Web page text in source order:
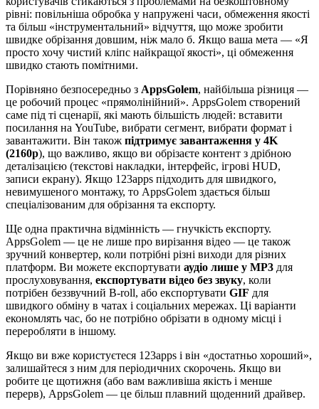
рівні: повільніша обробка у напружені часи, обмеження якості
та більш «інструментальний» відчуття, що може зробити
швидке обрізання довшим, ніж мало б. Якщо ваша мета — «Я
просто хочу чистий кліпс найкращої якості», ці обмеження
швидко стають помітними.
Порівняно безпосередньо з AppsGolem, найбільша різниця —
це робочий процес «прямолінійний». AppsGolem створений
саме під ті сценарії, які мають більшість людей: вставити
посилання на YouTube, вибрати сегмент, вибрати формат і
завантажити. Він також підтримує завантаження у 4K
(2160p), що важливо, якщо ви обрізаєте контент з дрібною
деталізацією (текстові накладки, інтерфейс, ігрові HUD,
записи екрану). Якщо 123apps підходить для швидкого,
невимушеного монтажу, то AppsGolem здається більш
спеціалізованим для обрізання та експорту.
Ще одна практична відмінність — гнучкість експорту.
AppsGolem — це не лише про вирізання відео — це також
зручний конвертер, коли потрібні різні виходи для різних
платформ. Ви можете експортувати аудіо лише у MP3 для
прослуховування, експортувати відео без звуку, коли
потрібен беззвучний B-roll, або експортувати GIF для
швидкого обміну в чатах і соціальних мережах. Ці варіанти
економлять час, бо не потрібно обрізати в одному місці і
переробляти в іншому.
Якщо ви вже користуєтеся 123apps і він «достатньо хороший»,
залишайтеся з ним для періодичних скорочень. Якщо ви
робите це щотижня (або вам важливіша якість і менше
перерв), AppsGolem — це більш плавний щоденний драйвер.